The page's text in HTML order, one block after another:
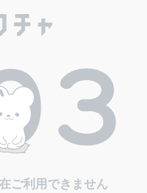
ご利用できません